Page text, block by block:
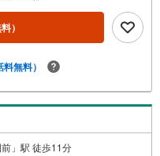
ン実施中//『購入総額の限界へ
任せください他社様のお見
の待ち合わせもOK ・他社
の実績・ハウスドゥ全国
・売上高1位・Google口コ
売買」1位＼＼お客様の声
//
）
料無料）
」駅 徒歩11分